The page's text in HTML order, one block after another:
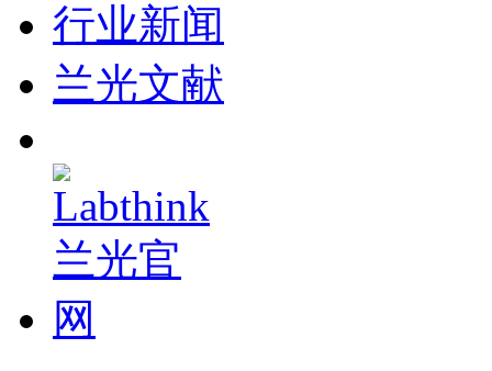
行业新闻
兰光文献